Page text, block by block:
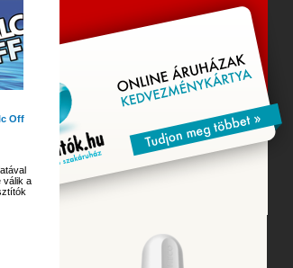
Off
válik a